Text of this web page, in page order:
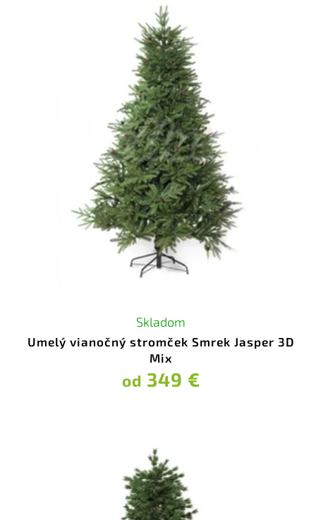
Umelý vianočný stromček Smrek Jasper 3D
Mix
Skladom
od 349 €